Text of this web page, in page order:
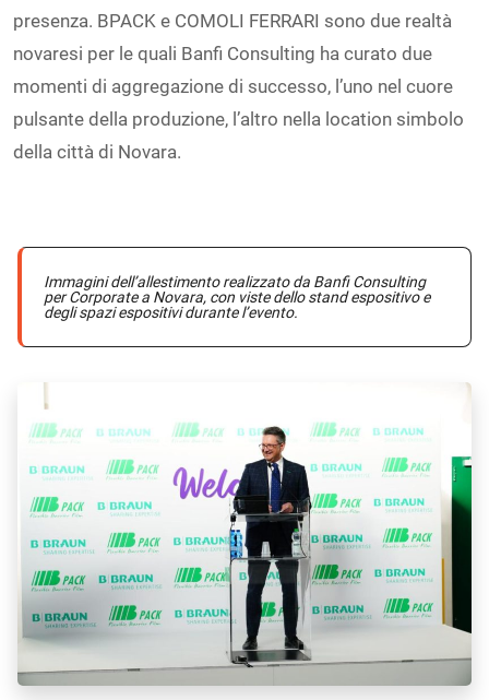
presenza. BPACK e COMOLI FERRARI sono due realtà
novaresi per le quali Banfi Consulting ha curato due
momenti di aggregazione di successo, l’uno nel cuore
pulsante della produzione, l’altro nella location simbolo
della città di Novara.
Immagini dell’allestimento realizzato da Banfi Consulting
per Corporate a Novara, con viste dello stand espositivo e
degli spazi espositivi durante l’evento.